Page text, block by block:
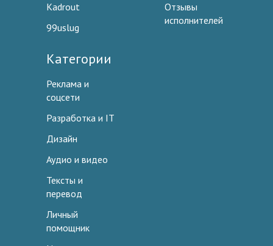
Kadrout
99uslug
Отзывы
исполнителей
Категории
Реклама и
соцсети
Разработка и IT
Дизайн
Аудио и видео
Тексты и
перевод
Личный
помощник